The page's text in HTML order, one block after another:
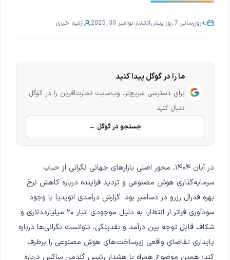
به‌روزرسانی:7 روز پیش انتشار:نوامبر 30, 2025 ازتیم خبری
ما را در گوگل پیدا کنید
برای دسترسی سریع‌تر، وب‌سایت تجارت‌آفرین را در گوگل
دنبال کنید
جستجو در گوگل ←
در آبان ۱۴۰۴، محور اصلی بازارهای جهانی نگرانی از حباب
سرمایه‌گذاری هوش مصنوعی و تردید فزاینده درباره کاهش نرخ
بهره فدرال رزرو در دسامبر بود. گزارش درآمدی انویدیا با وجود
سودآوری فراتر از انتظار، به دلیل موجودی انبار ۲۰ میلیارددلاری و
شکاف قابل توجه بین درآمد و نقدینگی، نتوانست نگرانی‌ها درباره
پایداری تقاضای واقعی زیرساخت‌های هوش مصنوعی را برطرف
کند؛ همین موضوع همراه با هشدار رئیس گلدمن ساکس درباره